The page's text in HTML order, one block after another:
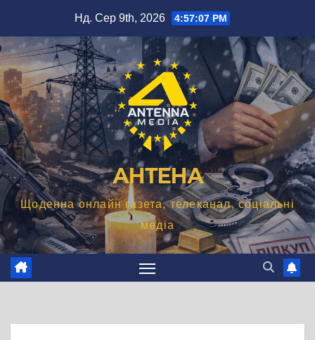
вмісту
Нд. Сер 9th, 2026 4:57:08 PM
АНТЕНА
Щоденна онлайн газета, телеканал, соціальні
медіа